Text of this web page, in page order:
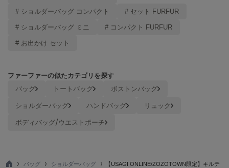
# ショルダーバッグ コンパクト # セット FURFUR
# ショルダーバッグ ミニ # コンパクト FURFUR
# お出かけ セット
ファーファーの似たカテゴリを探す
バッグ トートバッグ
ボストンバッグ
ショルダーバッグ
ハンドバッグ
リュック
ボディバッグ/ウエストポーチ
バッグ ショルダーバッグ
【USAGI ONLINE/ZOZOTOWN限定】キルテ